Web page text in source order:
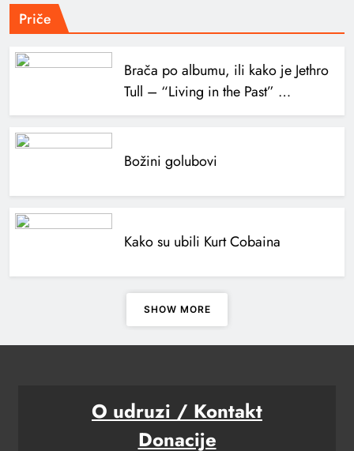
Priče
Brača po albumu, ili kako je Jethro
Tull – “Living in the Past” …
Božini golubovi
Kako su ubili Kurt Cobaina
SHOW MORE
O udruzi / Kontakt
Donacije